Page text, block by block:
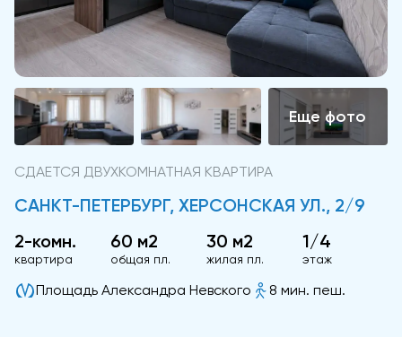
СДАЕТСЯ ДВУХКОМНАТНАЯ КВАРТИРА
САНКТ-ПЕТЕРБУРГ, ХЕРСОНСКАЯ УЛ., 2/9
2-комн.
квартира
60 м2
общая пл.
30 м2
жилая пл.
1/4
этаж
Площадь Александра Невского 8 мин. пеш.